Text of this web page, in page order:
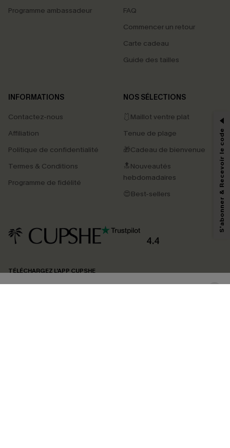
Programme ambassadeur
FAQ
Commencer un retour
Carte cadeau
Guide des tailles
INFORMATIONS
Contactez-nous
Affiliation
Politique de confidentialité
Termes & Conditions
Programme de fidélité
NOS SÉLECTIONS
🩱Maillot ventre plat
Tenue de plage
🎁Cadeau de bienvenue
🔝Nouveautés
hebdomadaires
😍Best-sellers
4.4
TÉLÉCHARGEZ L’APP CUPSHE
PROFITEZ DE -15%
-15% dès 2 Achetés par E-mail
En soumettant votre adresse e-mail, vous acceptez de recevoir des e-mails
marketing (y compris du contenu généré par l'IA) de Cupshe et
reconnaissez avoir pris connaissance de nos
pouvons utiliser les données collectées sur notre site ainsi que des
produits susceptibles de vous intéresser, conformément à notre
Politique de
confidentialité
. Vous pouvez vous désabonner à tout moment.
S'abonner & Recevoir le code